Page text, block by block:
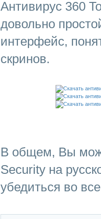
Антивирус 360
довольно
интерфейс,
скринов.
В общем, Вы
Security на
убедиться во